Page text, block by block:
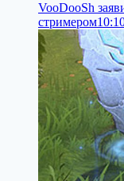
VooDooSh
стримером